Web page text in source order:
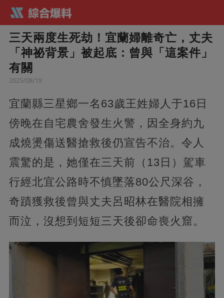
三天兩度生死劫！宜蘭婦離奇亡，丈夫
「神祕背景」被起底：曾與「這案件」
有關
2025/08/18
宜蘭縣三星鄉一名63歲王姓婦人于16日
傍晚在自宅農舍發生火警，因全身約九
成燒燙傷送醫搶救後仍宣告不治。令人
震驚的是，她僅在三天前（13日）駕車
行經北宜公路時不慎墜落80公尺深谷，
奇蹟獲救後曾與丈夫呂昭林在醫院相擁
而泣，沒想到短短三天後卻命喪火窟。